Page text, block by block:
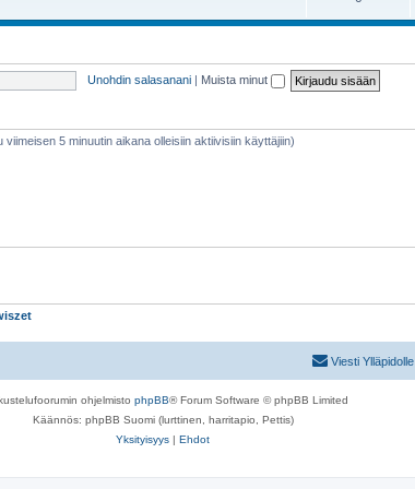
e
t
i
e
Unohdin salasanani | Muista minut
5 minuutin aikana olleisiin aktiivisiin käyttäjiin)
Viesti Ylläpidolle
ohjelmisto phpBB® Forum Software © phpBB Limited
Käännös: phpBB Suomi (lurttinen, harritapio, Pettis)
Yksityisyys | Ehdot